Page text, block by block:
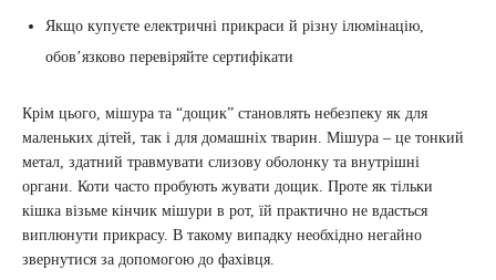
Якщо купуєте електричні прикраси й різну ілюмінацію,
обов’язково перевіряйте сертифікати
Крім цього, мішура та “дощик” становлять небезпеку як для
маленьких дітей, так і для домашніх тварин. Мішура – це тонкий
метал, здатний травмувати слизову оболонку та внутрішні
органи. Коти часто пробують жувати дощик. Проте як тільки
кішка візьме кінчик мішури в рот, їй практично не вдасться
виплюнути прикрасу. В такому випадку необхідно негайно
звернутися за допомогою до фахівця.